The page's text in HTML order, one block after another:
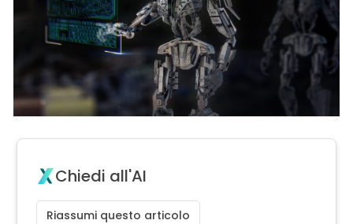
Chiedi all'AI
Riassumi questo articolo